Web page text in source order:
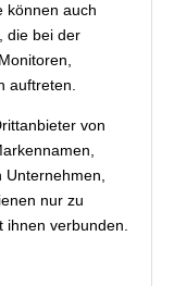
können auch
die bei der
auftreten.
von
nur zu
verbunden.